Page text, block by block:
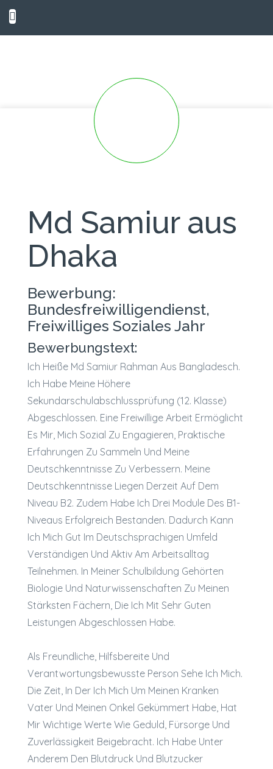
Md Samiur aus
Dhaka
Bewerbung:
Bundesfreiwilligendienst,
Freiwilliges Soziales Jahr
Bewerbungstext:
Ich Heiße Md Samiur Rahman Aus Bangladesch.
Ich Habe Meine Höhere
Sekundarschulabschlussprüfung (12. Klasse)
Abgeschlossen. Eine Freiwillige Arbeit Ermöglicht
Es Mir, Mich Sozial Zu Engagieren, Praktische
Erfahrungen Zu Sammeln Und Meine
Deutschkenntnisse Zu Verbessern. Meine
Deutschkenntnisse Liegen Derzeit Auf Dem
Niveau B2. Zudem Habe Ich Drei Module Des B1-
Niveaus Erfolgreich Bestanden. Dadurch Kann
Ich Mich Gut Im Deutschsprachigen Umfeld
Verständigen Und Aktiv Am Arbeitsalltag
Teilnehmen. In Meiner Schulbildung Gehörten
Biologie Und Naturwissenschaften Zu Meinen
Stärksten Fächern, Die Ich Mit Sehr Guten
Leistungen Abgeschlossen Habe.
Als Freundliche, Hilfsbereite Und
Verantwortungsbewusste Person Sehe Ich Mich.
Die Zeit, In Der Ich Mich Um Meinen Kranken
Vater Und Meinen Onkel Gekümmert Habe, Hat
Mir Wichtige Werte Wie Geduld, Fürsorge Und
Zuverlässigkeit Beigebracht. Ich Habe Unter
Anderem Den Blutdruck Und Blutzucker